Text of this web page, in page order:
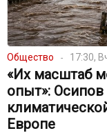
Общество 17:30,
«Их масштаб
опыт»:
Европе